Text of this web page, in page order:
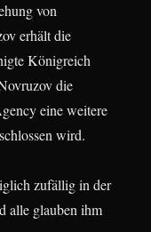
von
erhält die
Königreich
die
eine weitere
wird.
zufällig in der
alle glauben ihm